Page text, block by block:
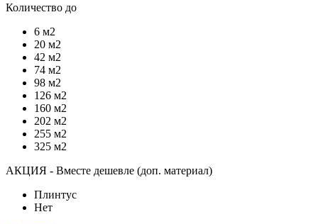
Количество до
6 м2
20 м2
42 м2
74 м2
98 м2
126 м2
160 м2
202 м2
255 м2
325 м2
АКЦИЯ - Вместе дешевле (доп. материал)
Плинтус
Нет